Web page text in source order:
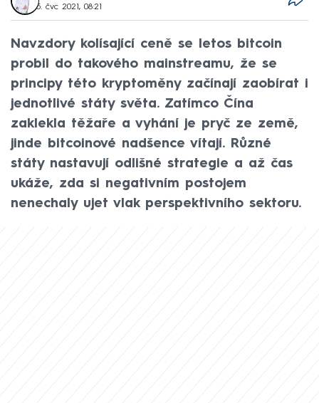
5. čvc 2021, 08:21
Navzdory kolísající ceně se letos bitcoin
probil do takového mainstreamu, že se
principy této kryptoměny začínají zaobírat i
jednotlivé státy světa. Zatímco Čína
zaklekla těžaře a vyhání je pryč ze země,
jinde bitcoinové nadšence vítají. Různé
státy nastavují odlišné strategie a až čas
ukáže, zda si negativním postojem
nenechaly ujet vlak perspektivního sektoru.